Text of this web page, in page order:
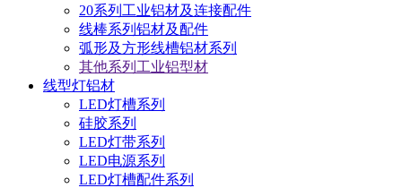
20系列工业铝材及连接配件
线棒系列铝材及配件
弧形及方形线槽铝材系列
其他系列工业铝型材
线型灯铝材
LED灯槽系列
硅胶系列
LED灯带系列
LED电源系列
LED灯槽配件系列